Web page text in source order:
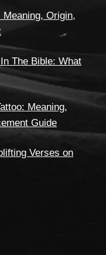
Origin,
The Bible: What
Meaning,
Guide
Verses on